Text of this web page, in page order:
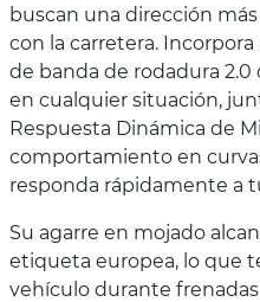
buscan una dirección
con la carretera.
de banda de rodadura
en cualquier situación,
Respuesta Dinámica de
comportamiento en
responda rápidamente a
Su agarre en mojado
etiqueta europea, lo que
vehículo durante